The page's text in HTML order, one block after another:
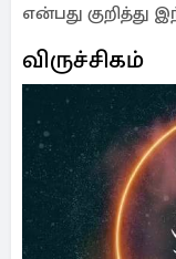
என்பது குறித்து
விருச்சிகம்